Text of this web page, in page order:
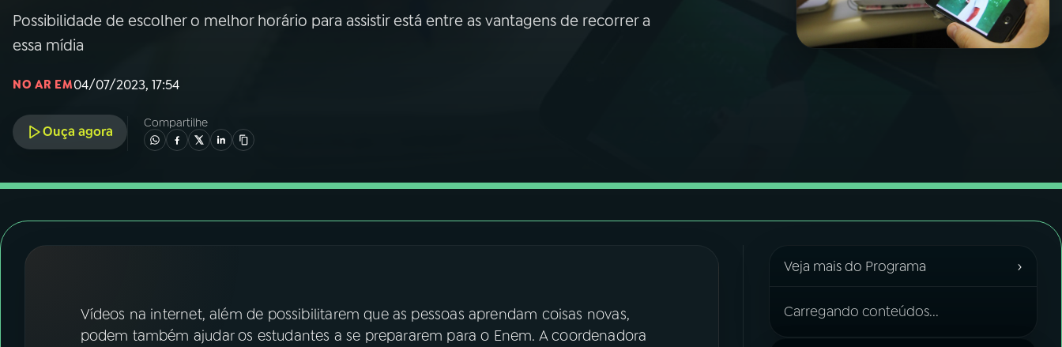
03 PROGRAMAÇÃO
05 PODCASTS
ACOMPANHE A RÁDIO NACIONAL
Possibilidade de escolher o melhor horário para assistir está entre as vantagens de recorrer a
essa mídia
NO AR EM04/07/2023, 17:54
Ouça agora
Compartilhe
Vídeos na internet, além de possibilitarem que as pessoas aprendam coisas novas,
podem também ajudar os estudantes a se prepararem para o Enem. A coordenadora
Veja mais do Programa ›
Carregando conteúdos...